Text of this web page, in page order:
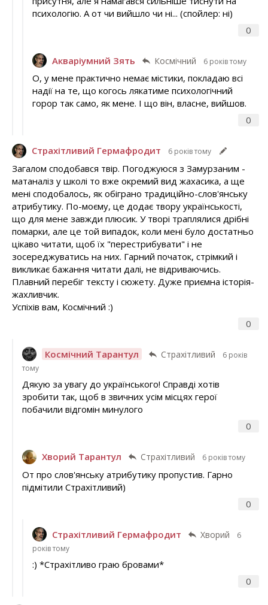
0
психологію. А от чи вийшло чи ні... (спойлер: ні)
Акваріумний Зять Космічний 6 років тому
0
О, у мене практично немає містики, покладаю всі
надії на те, що когось лякатиме психологічний
горор так само, як мене. І що він, власне, вийшов.
Страхітливий Гермафродит 6 років тому
0
Загалом сподобався твір. Погоджуюся з Замурзаним -
матаналіз у школі то вже окремий вид жахасика, а ще
мені сподобалось, як обіграно традиційно-слов'янську
атрибутику. По-моєму, це додає твору українськості,
що для мене завжди плюсик. У творі траплялися дрібні
помарки, але це той випадок, коли мені було достатньо
цікаво читати, щоб їх "перестрибувати" і не
зосереджуватись на них. Гарний початок, стрімкий і
викликає бажання читати далі, не відриваючись.
Плавний перебіг тексту і сюжету. Дуже приємна історія-
жахливчик.
Успіхів вам, Космічний :)
Космічний Тарантул Страхітливий
6 років
тому
0
Дякую за увагу до українського! Справді хотів
зробити так, щоб в звичних усім місцях герої
побачили відгомін минулого
Хворий Тарантул Страхітливий 6 років тому
0
От про слов'янську атрибутику пропустив. Гарно
підмітили Страхітливий)
Страхітливий Гермафродит Хворий
6
років тому
0
:) *Страхітливо граю бровами*